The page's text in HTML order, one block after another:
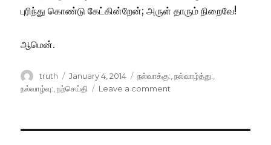
புரிந்து கொண்டு கேட்கின்றேன்; அருள் தாரும் நிறைவே!
ஆமென்.
Author
truth
Posted
on
January 4, 2014 Categories
நல்வாக்கு: ,நல்வாழ்த்து:
நல்வாழ்வு: ,நற்செய்தி Leave a comment